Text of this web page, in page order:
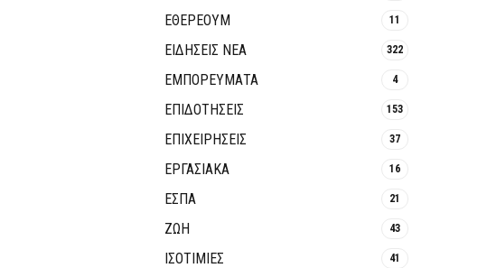
ΕΘΈΡΕΟΥΜ 11
ΕΙΔΗΣΕΙΣ ΝΕΑ 322
ΕΜΠΟΡΕΥΜΑΤΑ 4
ΕΠΙΔΟΤΗΣΕΙΣ 153
ΕΠΙΧΕΙΡΗΣΕΙΣ 37
ΕΡΓΑΣΙΑΚΑ 16
ΕΣΠΑ 21
ΖΩΗ 43
ΙΣΟΤΙΜΙΕΣ 41